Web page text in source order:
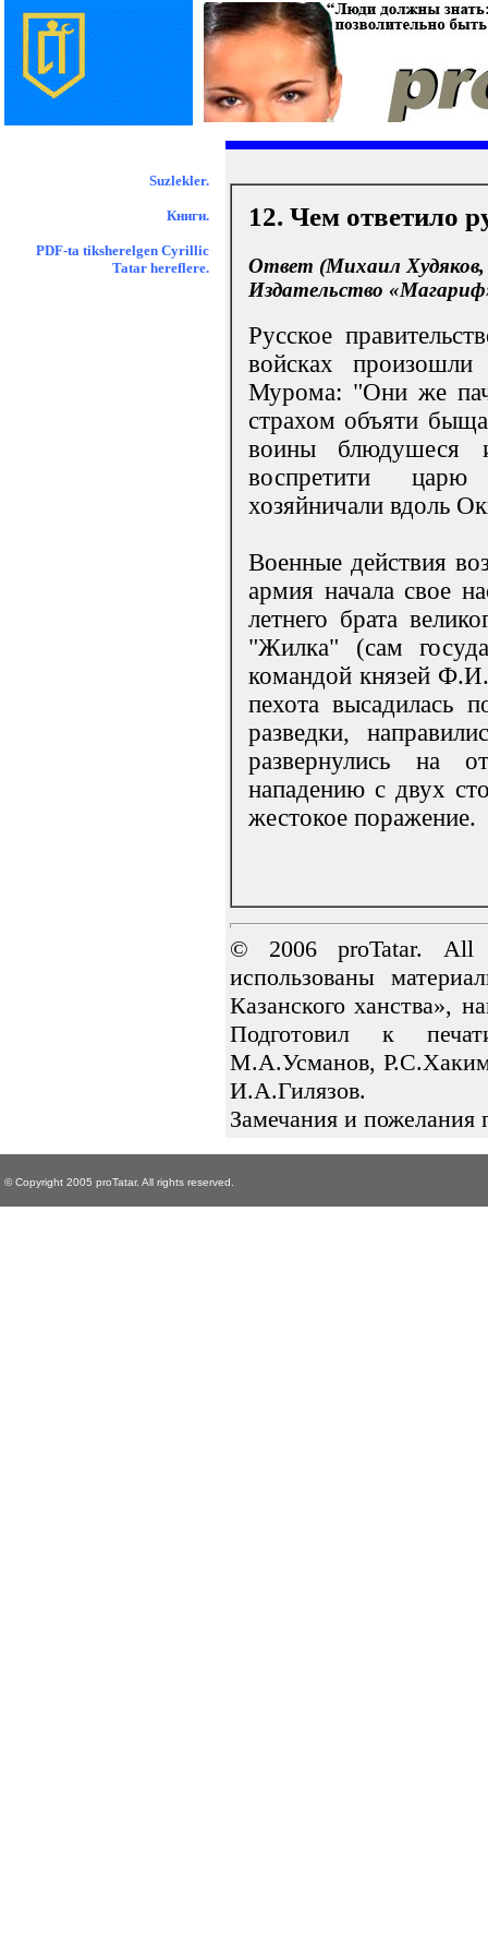
Suzlekler.
Книги.
PDF-ta tiksherelgen Cyrillic
Tatar hereflere.
12. Чем ответило
Ответ (Михаил Худяков,
Издательство
Русское
войсках
Мурома: "Они же
страхом объяти
воины блюдушеся
воспретити царю
хозяйничали вдоль
Военные действия
армия начала свое
летнего брата
"Жилка" (сам
командой князей
пехота высадилась
разведки,
развернулись на
нападению с двух
жестокое поражение.
© 2006 proTatar. All
использованы
Казанского ханства»,
Подготовил к
М.А.Усманов,
И.А.Гилязов.
Замечания и
© Copyright 2005 proTatar. All rights reserved.